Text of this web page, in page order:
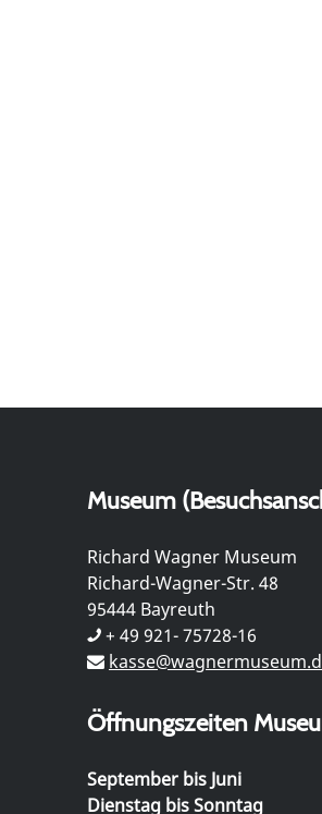
Museum
Richard Wagner Museum
Richard-Wagner-Str. 48
95444 Bayreuth
+ 49 921- 75728-16
Öffnungszeiten
September bis Juni
Dienstag bis Sonntag